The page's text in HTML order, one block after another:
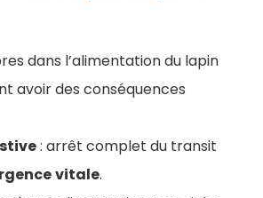
dans l’alimentation du lapin
avoir des conséquences
: arrêt complet du transit
vitale.